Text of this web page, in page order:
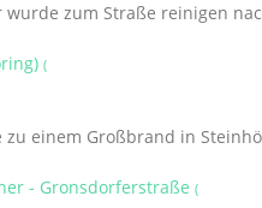
wurde zum Straße reinigen
(
zu einem Großbrand in
- Gronsdorferstraße (